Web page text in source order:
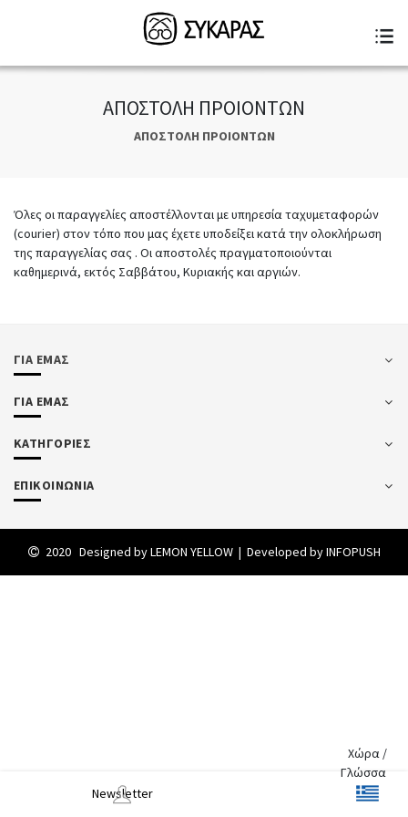
Newsletter
Χώρα /
Γλώσσα
ΑΠΟΣΤΟΛΗ ΠΡΟΙΟΝΤΩΝ
ΑΠΟΣΤΟΛΗ ΠΡΟΙΟΝΤΩΝ
Όλες οι παραγγελίες αποστέλλονται με υπηρεσία ταχυμεταφορών
(courier) στον τόπο που μας έχετε υποδείξει κατά την ολοκλήρωση
της παραγγελίας σας . Οι αποστολές πραγματοποιούνται
καθημερινά, εκτός Σαββάτου, Κυριακής και αργιών.
ΓΙΑ ΕΜΑΣ
ΓΙΑ ΕΜΑΣ
ΚΑΤΗΓΟΡΙΕΣ
ΕΠΙΚΟΙΝΩΝΙΑ
2020 Designed byLEMON YELLOW| Developed byINFOPUSH